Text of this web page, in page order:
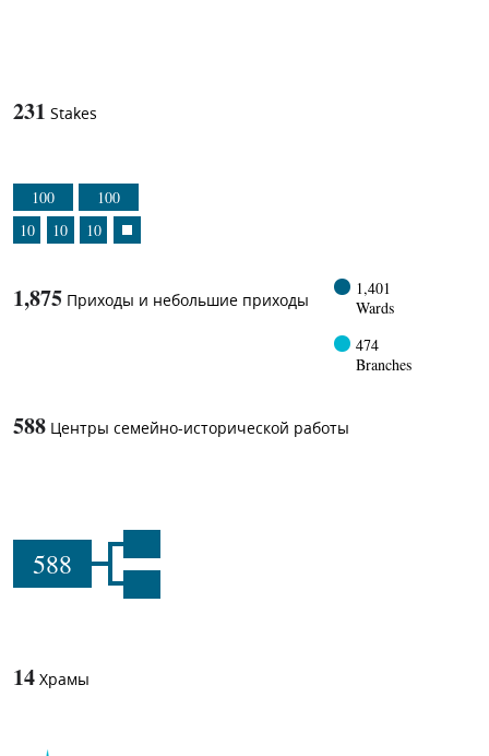
231 Stakes
100
100
10
10 10
1,875 Приходы и небольшие приходы
1,401
Wards
474
Branches
588 Центры семейно-исторической работы
588
14 Храмы